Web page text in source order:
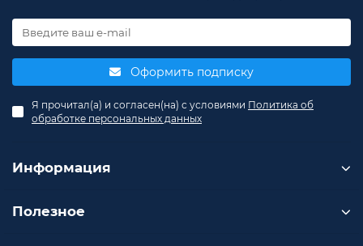
Оформить подписку
Я прочитал(а) и согласен(на) с условиями Политика об
обработке персональных данных
Информация
Полезное